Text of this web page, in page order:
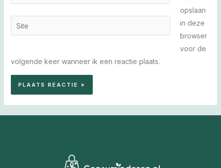
mail*
Site
opslaan
in deze
browser
voor de
volgende keer wanneer ik een reactie plaats.